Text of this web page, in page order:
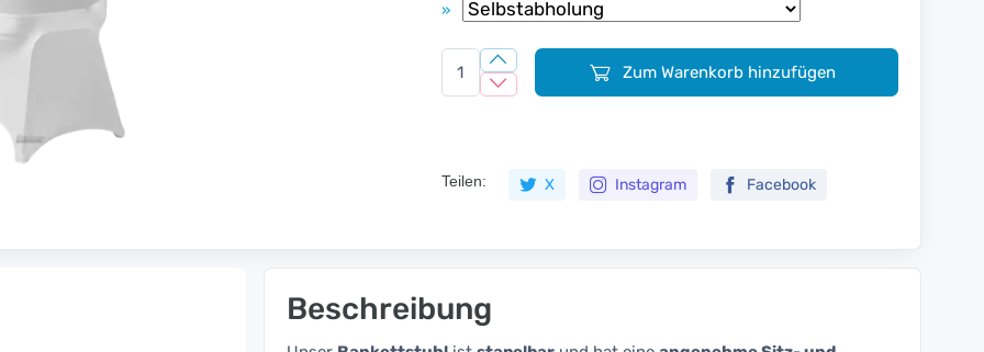
»
Zum Warenkorb hinzufügen
Teilen: X Instagram Facebook
Beschreibung